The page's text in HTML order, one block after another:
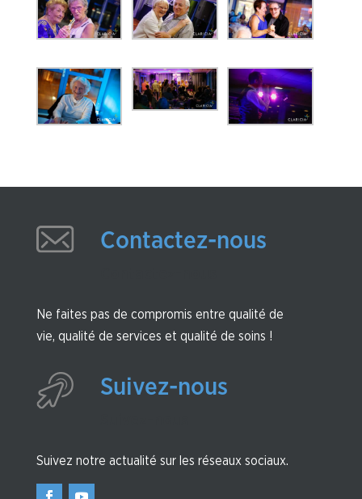
Contactez-nous
Ne faites pas de compromis entre qualité de
vie, qualité de services et qualité de soins !
Suivez-nous
Suivez notre actualité sur les réseaux sociaux.